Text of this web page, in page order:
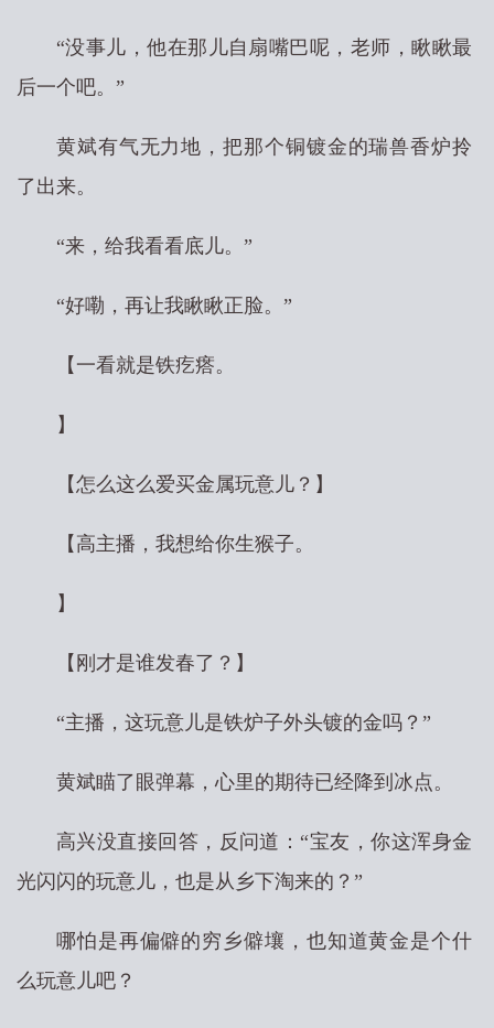
“没事儿，他在那儿自扇嘴巴呢，老师，瞅瞅最
后一个吧。”
黄斌有气无力地，把那个铜镀金的瑞兽香炉拎
了出来。
“来，给我看看底儿。”
“好嘞，再让我瞅瞅正脸。”
【一看就是铁疙瘩。
】
【怎么这么爱买金属玩意儿？】
【高主播，我想给你生猴子。
】
【刚才是谁发春了？】
“主播，这玩意儿是铁炉子外头镀的金吗？”
黄斌瞄了眼弹幕，心里的期待已经降到冰点。
高兴没直接回答，反问道：“宝友，你这浑身金
光闪闪的玩意儿，也是从乡下淘来的？”
哪怕是再偏僻的穷乡僻壤，也知道黄金是个什
么玩意儿吧？